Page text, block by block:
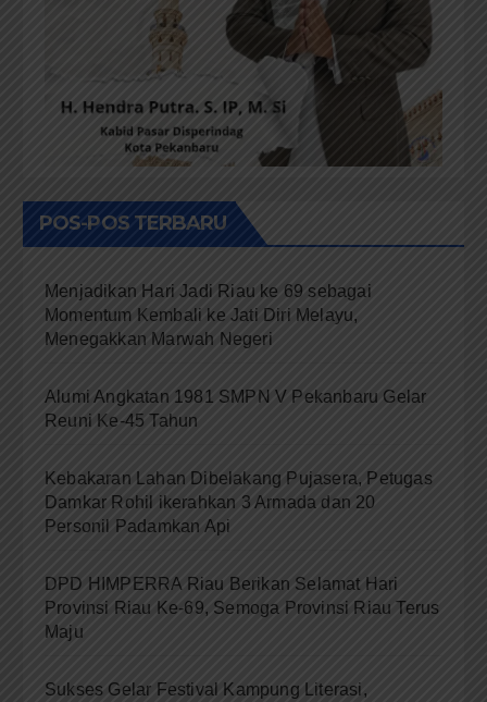
POS-POS TERBARU
Menjadikan Hari Jadi Riau ke 69 sebagai
Momentum Kembali ke Jati Diri Melayu,
Menegakkan Marwah Negeri
Alumi Angkatan 1981 SMPN V Pekanbaru Gelar
Reuni Ke-45 Tahun
Kebakaran Lahan Dibelakang Pujasera, Petugas
Damkar Rohil ikerahkan 3 Armada dan 20
Personil Padamkan Api
DPD HIMPERRA Riau Berikan Selamat Hari
Provinsi Riau Ke-69, Semoga Provinsi Riau Terus
Maju
Sukses Gelar Festival Kampung Literasi,